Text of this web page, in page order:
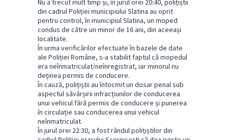
Nu a trecut mult timp și, în jurul orei 20:40, polițiștii
din cadrul Poliției municipiului Slatina au oprit
pentru control, în municipiul Slatina, un moped
condus de către un minor de 16 ani, din aceeași
localitate.
În urma verificărilor efectuate în bazele de date
ale Poliției Române, s-a stabilit faptul că mopedul
era neînmatriculat/neînregistrat, iar minorul nu
deținea permis de conducere.
În cauză, polițiștii au întocmit un dosar penal sub
aspectul săvârșirii infracțiunilor de conducerea
unui vehicul fără permis de conducere și punerea
în circulație sau conducerea unui vehicul
neînmatriculat.
În jurul orei 22:30, a fost rândul polițiștilor din